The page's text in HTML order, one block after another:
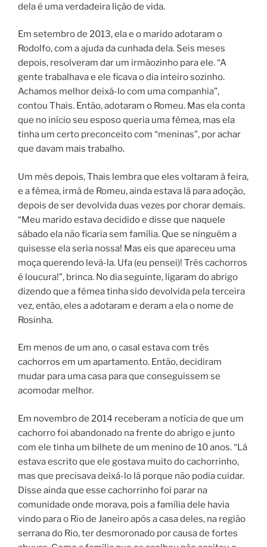
dela é uma verdadeira lição de vida.
Em setembro de 2013, ela e o marido adotaram o
Rodolfo, com a ajuda da cunhada dela. Seis meses
depois, resolveram dar um irmãozinho para ele. “A
gente trabalhava e ele ficava o dia inteiro sozinho.
Achamos melhor deixá-lo com uma companhia”,
contou Thais. Então, adotaram o Romeu. Mas ela conta
que no início seu esposo queria uma fêmea, mas ela
tinha um certo preconceito com “meninas”, por achar
que davam mais trabalho.
Um mês depois, Thais lembra que eles voltaram à feira,
e a fêmea, irmã de Romeu, ainda estava lá para adoção,
depois de ser devolvida duas vezes por chorar demais.
“Meu marido estava decidido e disse que naquele
sábado ela não ficaria sem família. Que se ninguém a
quisesse ela seria nossa! Mas eis que apareceu uma
moça querendo levá-la. Ufa (eu pensei)! Três cachorros
é loucura!”, brinca. No dia seguinte, ligaram do abrigo
dizendo que a fêmea tinha sido devolvida pela terceira
vez, então, eles a adotaram e deram a ela o nome de
Rosinha.
Em menos de um ano, o casal estava com três
cachorros em um apartamento. Então, decidiram
mudar para uma casa para que conseguissem se
acomodar melhor.
Em novembro de 2014 receberam a notícia de que um
cachorro foi abandonado na frente do abrigo e junto
com ele tinha um bilhete de um menino de 10 anos. “Lá
estava escrito que ele gostava muito do cachorrinho,
mas que precisava deixá-lo lá porque não podia cuidar.
Disse ainda que esse cachorrinho foi parar na
comunidade onde morava, pois a família dele havia
vindo para o Rio de Janeiro após a casa deles, na região
serrana do Rio, ter desmoronado por causa de fortes